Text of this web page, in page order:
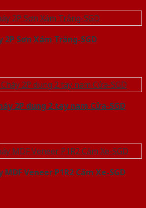
2P Sơn Xám Trắng-SGD
2P dung 2 tay nam Cửa-SGD
MDF Veneer P1R2 Căm Xe-SGD